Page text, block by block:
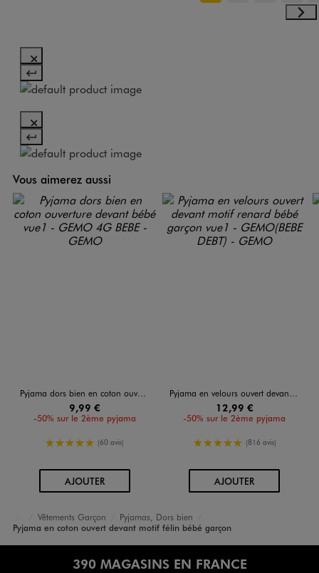
Vous aimerez aussi
Pyjama dors bien en coton ouverture devant bébé
9,99 €
-50% sur le 2ème pyjama
5/5 de moyenne
(60 avis)
AJOUTERAU PANIER
Pyjama en velours ouvert devant motif renard bébé garçon
12,99 €
-50% sur le 2ème pyjama
5/5 de moyenne
(816 avis)
AJOUTERAU PANIER
Accueil
Bébé
Vêtements Garçon
Pyjamas, Dors bien
Pyjama en coton ouvert devant motif félin bébé garçon
390 MAGASINS EN FRANCE